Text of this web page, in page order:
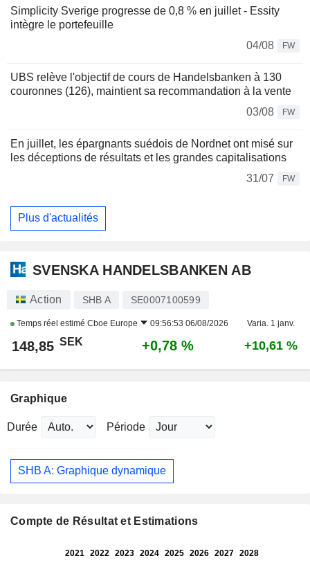
Simplicity Sverige progresse de 0,8 % en juillet - Essity
intègre le portefeuille
04/08
FW
UBS relève l'objectif de cours de Handelsbanken à 130
couronnes (126), maintient sa recommandation à la vente
03/08
FW
En juillet, les épargnants suédois de Nordnet ont misé sur
les déceptions de résultats et les grandes capitalisations
31/07
FW
Plus d'actualités
SVENSKA HANDELSBANKEN AB
Action SHB A SE0007100599
Temps réel estimé Cboe Europe 09:56:53 06/08/2026 Varia. 1 janv.
148,85 SEK +0,78 % +10,61 %
Graphique
Durée Période
SHB A: Graphique dynamique
Compte de Résultat et Estimations